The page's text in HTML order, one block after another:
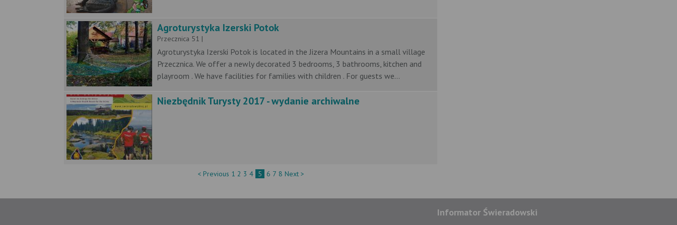
Agroturystyka Izerski Potok
Przecznica 51 |
Agroturystyka Izerski Potok is located in the Jizera Mountains in a small village
Przecznica. We offer a newly decorated 3 bedrooms, 3 bathrooms, kitchen and
playroom . We have facilities for families with children . For guests we...
Niezbędnik Turysty 2017 - wydanie archiwalne
< Previous 1 2 3 4 5 6 7 8 Next >
Informator Świeradowski